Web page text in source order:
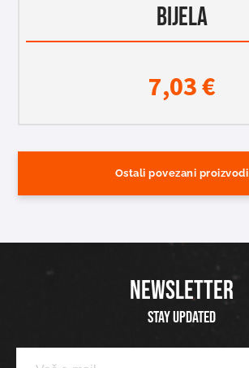
BIJELA
7,03€
Ostali povezani proizvodi
NEWSLETTER
Stay updated